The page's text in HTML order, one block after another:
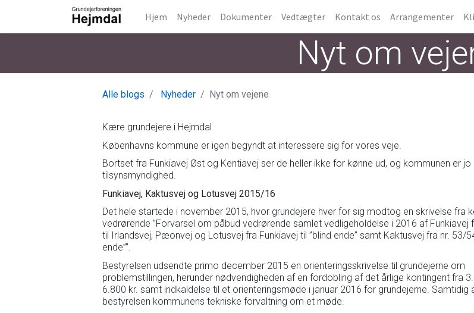
Hjem Nyheder Dokumenter Vedtægter Kontakt os Arrangementer
Nyt om
Alle blogs Nyheder Nyt om vejene
Kære grundejere i Hejmdal
Københavns kommune er igen begyndt at interessere sig for vores veje.
Bortset fra Funkiavej Øst og Kentiavej ser de heller ikke for kønne ud, og kommunen er jo
tilsynsmyndighed.
Funkiavej, Kaktusvej og Lotusvej 2015/16
Det hele startede i november 2015, hvor grundejere hver for sig modtog en skrivelse fra
vedrørende ”Forvarsel om påbud vedrørende samlet vedligeholdelse i 2016 af Funkiavej
til Irlandsvej, Pæonvej og Lotusvej fra Funkiavej til ”blind ende” samt Kaktusvej fra nr. 53/
ende””.
Bestyrelsen udsendte primo december 2015 en orienteringsskrivelse til grundejerne om
problemstillingen, herunder nødvendigheden af en fordobling af det årlige kontingent fra
6.800 kr. samt indkaldelse til et orienteringsmøde i januar 2016 for grundejerne. Samtidig
bestyrelsen kommunens tekniske forvaltning om et møde.